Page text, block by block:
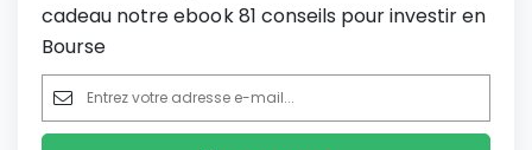
cadeau notre ebook 81 conseils pour investir en
Bourse